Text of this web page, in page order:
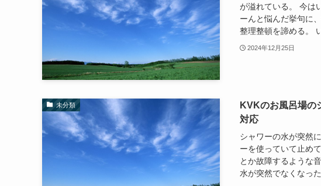
が溢れている。 今は
ーんと悩んだ挙句に
整理整頓を諦める。
2024年12月25日
未分類
KVKのお風呂場の
対応
シャワーの水が突然
ーを使っていて止め
とか故障するような
水が突然でなくなった